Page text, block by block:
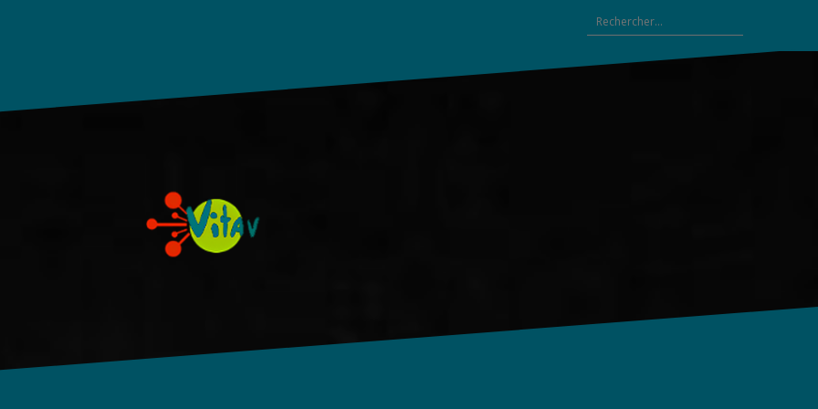
Rechercher :